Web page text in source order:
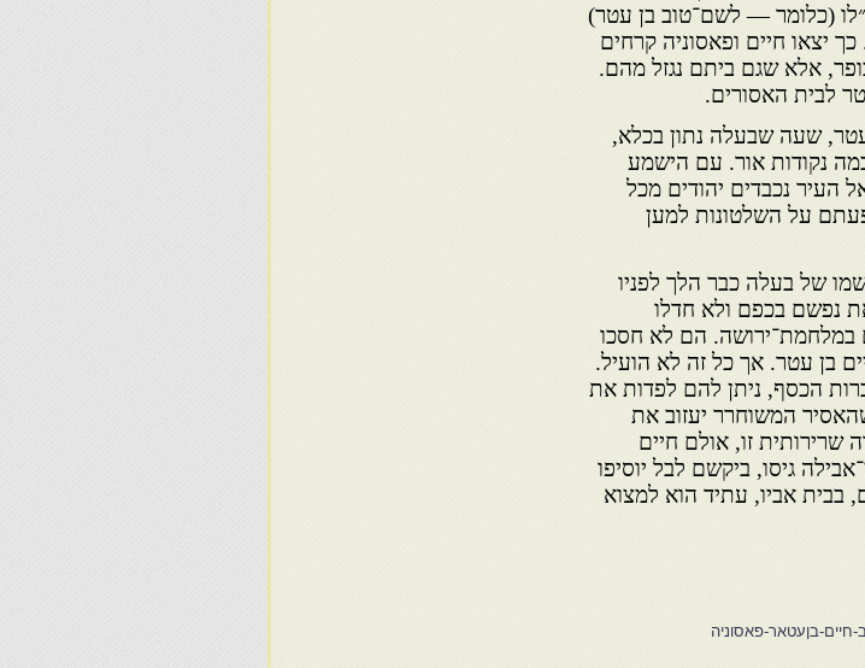
(כלומר — לשם־טוב בן עטר)
כך יצאו חיים ופאסוניה קרחים
אלא שגם ביתם נגזל מהם.
לבית האסורים.
שעה שבעלה נתון בכלא,
נקודות אור. עם הישמע
העיר נכבדים יהודים מכל
על השלטונות למען
של בעלה כבר הלך לפניו
נפשם בכפם ולא חדלו
במלחמת־ירושה. הם לא חסכו
בן עטר. אך כל זה לא הועיל.
הכסף, ניתן להם לפדות את
המשוחרר יעזוב את
שרירותית זו, אולם חיים
גיסו, ביקשם לבל יוסיפו
בבית אביו, עתיד הוא למצוא
בןעטאר-פאסוניה